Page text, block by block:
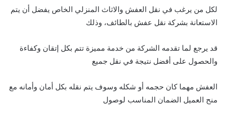
لكل من يرغب في نقل العفش والاثاث المنزلي الخاص يفضل أن يتم
الاستعانة بشركة نقل عفش بالطائف، وذلك
قد يرجع لما تقدمه الشركة من خدمة مميزة تتم بكل إتقان وكفاءة
والحصول على أفضل نتيجة في نقل جميع
العفش مهما كان حجمه أو شكله وسوف يتم نقله بكل أمان وأمانه مع
منح العميل الضمان المناسب لوصول